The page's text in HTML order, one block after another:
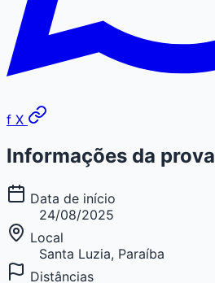
f X
Informações da prova
Data de início
24/08/2025
Local
Santa Luzia, Paraíba
Distâncias